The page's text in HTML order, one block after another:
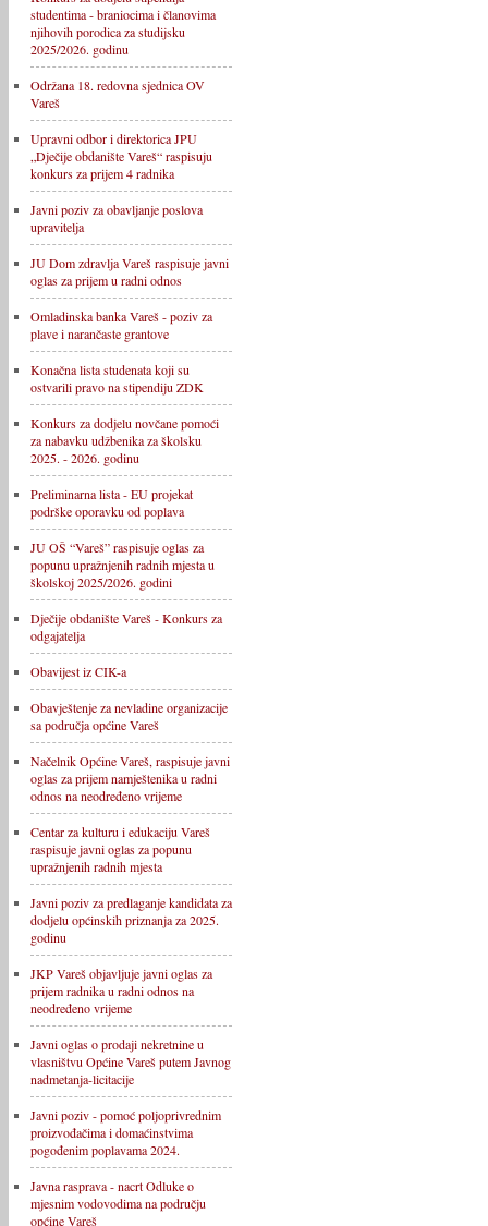
studentima - braniocima i članovima
njihovih porodica za studijsku
2025/2026. godinu
Održana 18. redovna sjednica OV
Vareš
Upravni odbor i direktorica JPU
„Dječije obdanište Vareš“ raspisuju
konkurs za prijem 4 radnika
Javni poziv za obavljanje poslova
upravitelja
JU Dom zdravlja Vareš raspisuje javni
oglas za prijem u radni odnos
Omladinska banka Vareš - poziv za
plave i narančaste grantove
Konačna lista studenata koji su
ostvarili pravo na stipendiju ZDK
Konkurs za dodjelu novčane pomoći
za nabavku udžbenika za školsku
2025. - 2026. godinu
Preliminarna lista - EU projekat
podrške oporavku od poplava
JU OŠ “Vareš” raspisuje oglas za
popunu upražnjenih radnih mjesta u
školskoj 2025/2026. godini
Dječije obdanište Vareš - Konkurs za
odgajatelja
Obavijest iz CIK-a
Obavještenje za nevladine organizacije
sa područja općine Vareš
Načelnik Općine Vareš, raspisuje javni
oglas za prijem namještenika u radni
odnos na neodređeno vrijeme
Centar za kulturu i edukaciju Vareš
raspisuje javni oglas za popunu
upražnjenih radnih mjesta
Javni poziv za predlaganje kandidata za
dodjelu općinskih priznanja za 2025.
godinu
JKP Vareš objavljuje javni oglas za
prijem radnika u radni odnos na
neodređeno vrijeme
Javni oglas o prodaji nekretnine u
vlasništvu Općine Vareš putem Javnog
nadmetanja-licitacije
Javni poziv - pomoć poljoprivrednim
proizvođačima i domaćinstvima
pogođenim poplavama 2024.
Javna rasprava - nacrt Odluke o
mjesnim vodovodima na području
općine Vareš